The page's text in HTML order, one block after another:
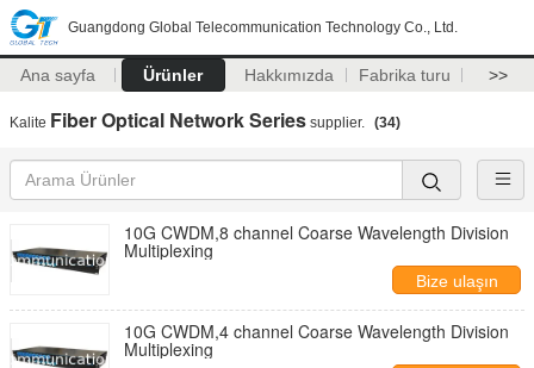
Guangdong Global Telecommunication Technology Co., Ltd.
Ana sayfa Ürünler Hakkımızda Fabrika turu >>
Kalite Fiber Optical Network Series supplier. (34)
10G CWDM,8 channel Coarse Wavelength Division
Multiplexing
Bize ulaşın
10G CWDM,4 channel Coarse Wavelength Division
Multiplexing